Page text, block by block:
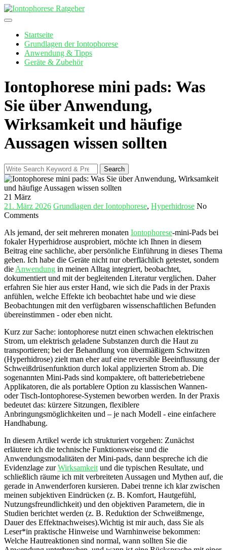
Skip
to
Startseite
Grundlagen der Iontophorese
Anwendung & Tipps
Geräte & Zubehör
Iontophorese mini pads: Was
Sie über Anwendung,
Wirksamkeit und häufige
Aussagen wissen sollten
Search
for:
Search
21 März
21. März 2026 Grundlagen der Iontophorese, Hyperhidrose No
Comments
Als jemand, ⁤der seit mehreren ⁣monaten⁢ Iontophorese-mini-Pads ⁢bei
fokaler ⁢Hyperhidrose ausprobiert, möchte ich Ihnen in diesem
Beitrag eine‍ sachliche, aber⁢ persönliche Einführung⁢ in dieses Thema
geben. Ich habe die Geräte nicht nur oberflächlich getestet, sondern ​
die Anwendung in meinen ⁤Alltag ‌integriert, beobachtet,
dokumentiert ‌und⁤ mit der begleitenden Literatur verglichen. Daher
erfahren Sie⁣ hier ⁤aus erster⁢ Hand, wie sich die Pads in der ‌Praxis ​
anfühlen,‍ welche Effekte ​ich ‍beobachtet ⁢habe und wie⁢ diese
Beobachtungen ‌mit den verfügbaren wissenschaftlichen Befunden
übereinstimmen -​ oder eben nicht.
Kurz zur Sache: iontophorese nutzt einen schwachen‍ elektrischen
Strom, um ‍elektrisch geladene ‍Substanzen ⁣durch die Haut zu
transportieren;‍ bei⁣ der Behandlung von übermäßigem Schwitzen⁤
(Hyperhidrose) zielt man‌ eher auf eine reversible Beeinflussung der
Schweißdrüsenfunktion durch‌ lokal applizierten Strom ab. Die
sogenannten Mini-Pads sind kompaktere, oft batteriebetriebene
Applikatoren, die als portablere Option ​zu ‍klassischen Wannen-
oder Tisch-Iontophorese-Systemen beworben werden.‌ In der Praxis
bedeutet das: kürzere Sitzungen, flexiblere
‍Anbringungsmöglichkeiten und – je nach ‍Modell -​ eine einfachere
Handhabung.
In diesem Artikel werde​ ich strukturiert vorgehen: Zunächst
erläutere ich die‌ technische Funktionsweise und die
Anwendungsmodalitäten der Mini-pads, ⁣dann ⁢bespreche‌ ich die
Evidenzlage ‌zurWirksamkeit und ​die typischen⁣ Resultate, und
schließlich räume ich mit verbreiteten​ Aussagen⁤ und ‍Mythen auf, ‌die
gerade in⁣ Anwenderforen ‍kursieren. ⁤Dabei trenne ‍ich‍ klar zwischen
meinen subjektiven Eindrücken (z. B. Komfort, ‌Hautgefühl,
‍Nutzungsfreundlichkeit) und den objektiven Parametern, die ‌in
Studien⁢ berichtet werden (z. B. Reduktion der Schweißmenge,
Dauer ⁣des ⁣Effektnachweises).Wichtig⁢ ist mir ‍auch, dass Sie⁤ als‌
Leser*in praktische Hinweise​ und Warnhinweise bekommen:
Welche ⁤Hautreaktionen sind normal, wann sollten Sie die